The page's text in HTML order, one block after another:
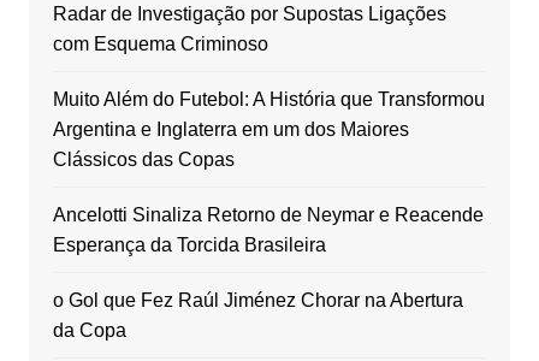
Radar de Investigação por Supostas Ligações
com Esquema Criminoso
Muito Além do Futebol: A História que Transformou
Argentina e Inglaterra em um dos Maiores
Clássicos das Copas
Ancelotti Sinaliza Retorno de Neymar e Reacende
Esperança da Torcida Brasileira
o Gol que Fez Raúl Jiménez Chorar na Abertura
da Copa